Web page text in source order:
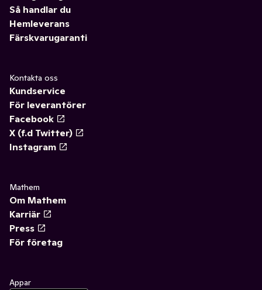
Så handlar du
Hemleverans
Färskvarugaranti
Kontakta oss
Kundservice
För leverantörer
Facebook
X (f.d Twitter)
Instagram
Mathem
Om Mathem
Karriär
Press
För företag
Appar